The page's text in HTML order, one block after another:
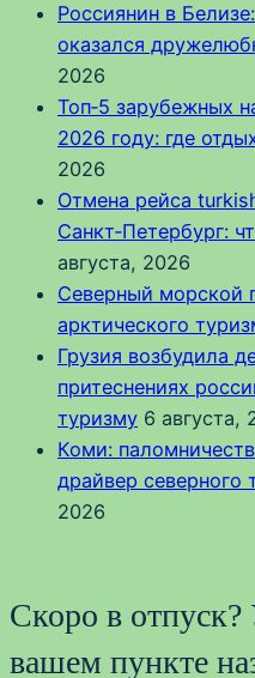
Россиянин в
оказался
2026
Топ‑5 зарубежных
2026 году: где
2026
Отмена рейса
Санкт‑Петербург:
августа, 2026
Северный морской
арктического
Грузия возбудила
притеснениях
туризму 6 августа,
Коми:
драйвер северного
2026
Скоро в
вашем пункте